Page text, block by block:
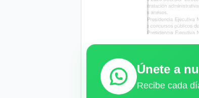
Únete a
Recibe cada